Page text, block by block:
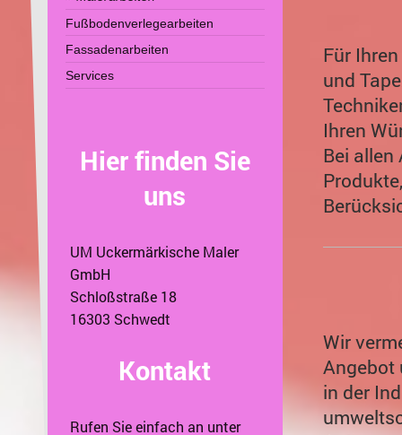
Für
und
Ihren
Bei
Wir
Angebot
in der
Fußbodenverlegearbeiten
Fassadenarbeiten
Services
Hier finden Sie
uns
UM Uckermärkische Maler
GmbH
Schloßstraße 18
16303 Schwedt
Kontakt
Rufen Sie einfach an unter